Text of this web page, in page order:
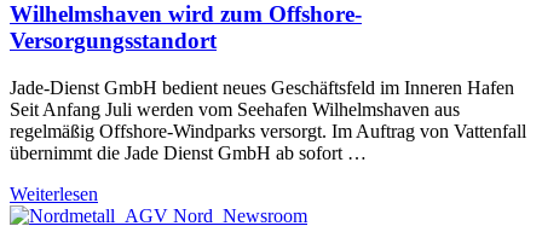
Wilhelmshaven wird zum Offshore-
Versorgungsstandort
Jade-Dienst GmbH bedient neues Geschäftsfeld im Inneren Hafen
Seit Anfang Juli werden vom Seehafen Wilhelmshaven aus
regelmäßig Offshore-Windparks versorgt. Im Auftrag von Vattenfall
übernimmt die Jade Dienst GmbH ab sofort …
Weiterlesen